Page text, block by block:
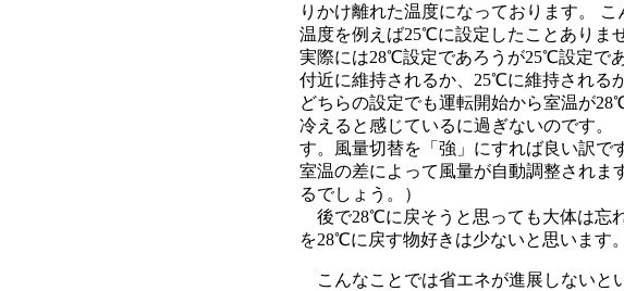
りかけ離れた温度になっております。
温度を例えば25℃に設定したことありま
実際には28℃設定であろうが25℃設定で
付近に維持されるか、25℃に維持される
どちらの設定でも運転開始から室温が
冷えると感じているに過ぎないのです。
す。風量切替を「強」にすれば良い訳で
室温の差によって風量が自動調整されま
るでしょう。）
後で28℃に戻そうと思っても大体は忘
を28℃に戻す物好きは少ないと思います。
こんなことでは省エネが進展しないと